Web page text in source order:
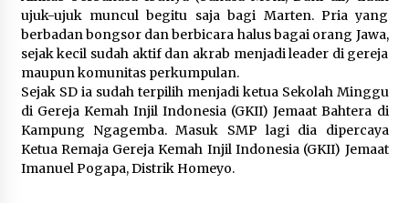
ujuk-ujuk muncul begitu saja bagi Marten. Pria yang
berbadan bongsor dan berbicara halus bagai orang Jawa,
sejak kecil sudah aktif dan akrab menjadi leader di gereja
maupun komunitas perkumpulan.
Sejak SD ia sudah terpilih menjadi ketua Sekolah Minggu
di Gereja Kemah Injil Indonesia (GKII) Jemaat Bahtera di
Kampung Ngagemba. Masuk SMP lagi dia dipercaya
Ketua Remaja Gereja Kemah Injil Indonesia (GKII) Jemaat
Imanuel Pogapa, Distrik Homeyo.